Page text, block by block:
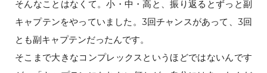
そんなことはなくて。小・中・高と、振り返るとずっと副
キャプテンをやっていました。3回チャンスがあって、3回
とも副キャプテンだったんです。
そこまで大きなコンプレックスというほどではないんです